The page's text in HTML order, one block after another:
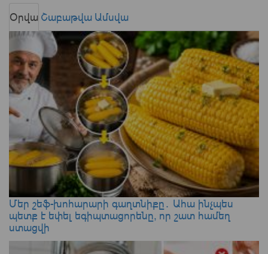
Օրվա Շաբաթվա Ամսվա
Մեր շեֆ-խոհարարի գաղտնիքը․ Ահա ինչպես
պետք է եփել եգիպտացորենը, որ շատ համեղ
ստացվի